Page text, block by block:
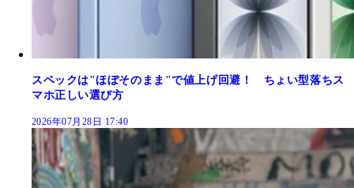
スペックは"ほぼそのまま"で値上げ回避！ ちょい型落ちス
マホ正しい選び方
2026年07月28日 17:40